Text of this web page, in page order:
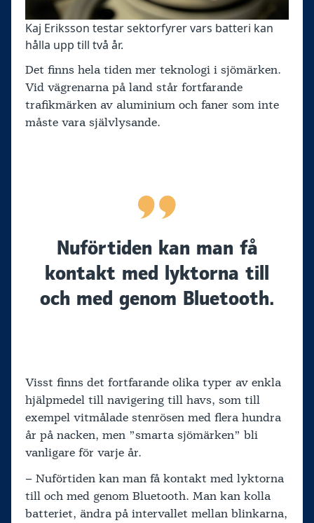
Kaj Eriksson testar sektorfyrer vars batteri kan
hålla upp till två år.
Det finns hela tiden mer teknologi i sjömärken.
Vid vägrenarna på land står fortfarande
trafikmärken av aluminium och faner som inte
måste vara självlysande.
Nuförtiden kan man få
kontakt med lyktorna till
och med genom Bluetooth.
Visst finns det fortfarande olika typer av enkla
hjälpmedel till navigering till havs, som till
exempel vitmålade stenrösen med flera hundra
år på nacken, men ”smarta sjömärken” bli
vanligare för varje år.
– Nuförtiden kan man få kontakt med lyktorna
till och med genom Bluetooth. Man kan kolla
batteriet, ändra på intervallet mellan blinkarna,